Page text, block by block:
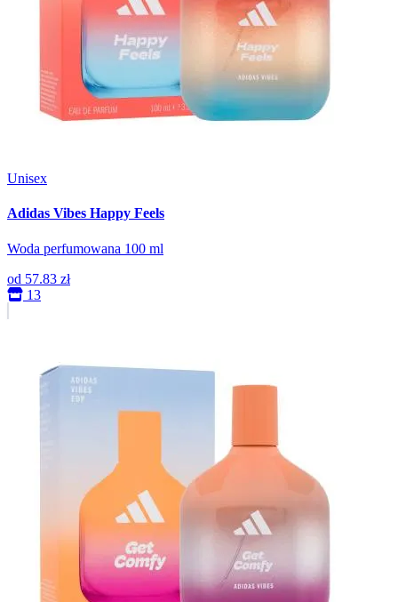
Unisex
Adidas Vibes Happy Feels
Woda perfumowana 100 ml
od 57.83 zł
13